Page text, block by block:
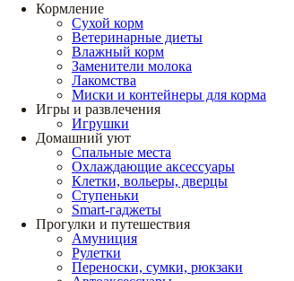
Кормление
Сухой корм
Ветеринарные диеты
Влажный корм
Заменители молока
Лакомства
Миски и контейнеры для корма
Игры и развлечения
Игрушки
Домашний уют
Спальные места
Охлаждающие аксессуары
Клетки, вольеры, дверцы
Ступеньки
Smart-гаджеты
Прогулки и путешествия
Амуниция
Рулетки
Переноски, сумки, рюкзаки